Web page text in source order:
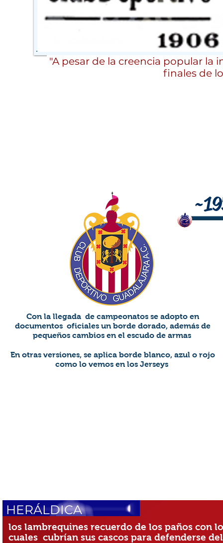
los lambrequines recuerdo de los paños con
cuales cubrían sus cascos para defenderse
HERÁLDICA
Con la llegada de campeonatos se adopto en
documentos oficiales un borde dorado, además de
pequeños cambios en el escudo de armas
En otras versiones, se aplica borde blanco, azul o rojo
como lo vemos en los Jerseys
"A pesar de la creencia popular
finales de